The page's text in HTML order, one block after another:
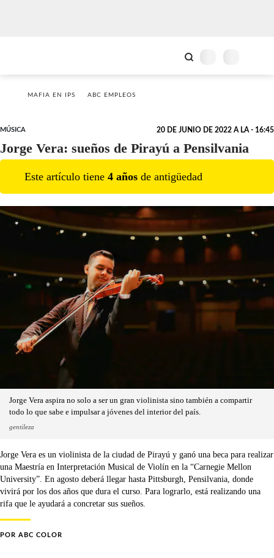
MAFIA EN IPS ABC EMPLEOS
MÚSICA 20 DE JUNIO DE 2022 A LA - 16:45
Jorge Vera: sueños de Pirayú a Pensilvania
Este artículo tiene 4 años de antigüedad
Jorge Vera aspira no solo a ser un gran violinista sino también a compartir
todo lo que sabe e impulsar a jóvenes del interior del país.
gentileza
Jorge Vera es un violinista de la ciudad de Pirayú y ganó una beca para realizar
una Maestría en Interpretación Musical de Violín en la “Carnegie Mellon
University”. En agosto deberá llegar hasta Pittsburgh, Pensilvania, donde
vivirá por los dos años que dura el curso. Para lograrlo, está realizando una
rifa que le ayudará a concretar sus sueños.
POR ABC COLOR